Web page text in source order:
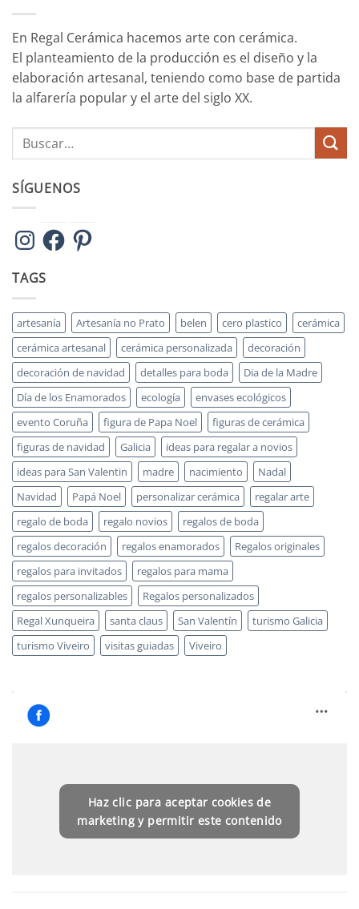
En Regal Cerámica hacemos arte con cerámica.
El planteamiento de la producción es el diseño y la
elaboración artesanal, teniendo como base de partida
la alfarería popular y el arte del siglo XX.
SÍGUENOS
InstagramFacebookPinterest
TAGS
artesanía Artesanía no Prato belen cero plastico
cerámica
cerámica artesanal
cerámica personalizada
decoración
decoración de navidad
detalles para boda
Dia de la Madre
Día de los Enamorados
ecología
envases ecológicos
evento Coruña
figura de Papa Noel
figuras de cerámica
figuras de navidad
Galicia
ideas para regalar a novios
ideas para San Valentin
madre nacimiento
Nadal
Navidad
Papá Noel personalizar cerámica
regalar arte
regalo de boda
regalo novios
regalos de boda
regalos decoración
regalos enamorados
Regalos originales
regalos para invitados
regalos para mama
regalos personalizables
Regalos personalizados
Regal Xunqueira
santa claus San Valentín
turismo Galicia
turismo Viveiro
visitas guiadas Viveiro
Haz clic para aceptar cookies de
marketing y permitir este contenido